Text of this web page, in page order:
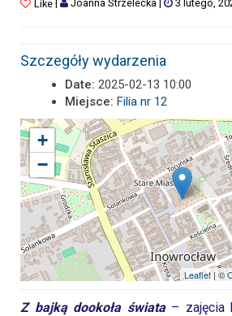
Like| Joanna Strzelecka | 3 lutego,
Szczegóły wydarzenia
Date: 2025-02-13 10:00
Miejsce: Filia nr 12
+
−
Leaflet| ©
Z bajką dookoła świata– zajęcia